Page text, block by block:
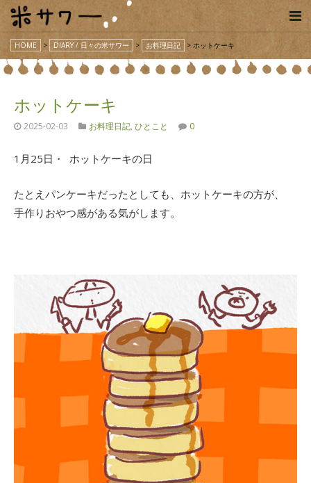
HOME > DIARY / 日々の米サワー > お料理日記 > ホットケーキ
ホットケーキ
2025-02-03 お料理日記, ひとこと 0
1月25日・ ホットケーキの日
たとえパンケーキだったとしても、ホットケーキの方が、
手作りおやつ感がある気がします。